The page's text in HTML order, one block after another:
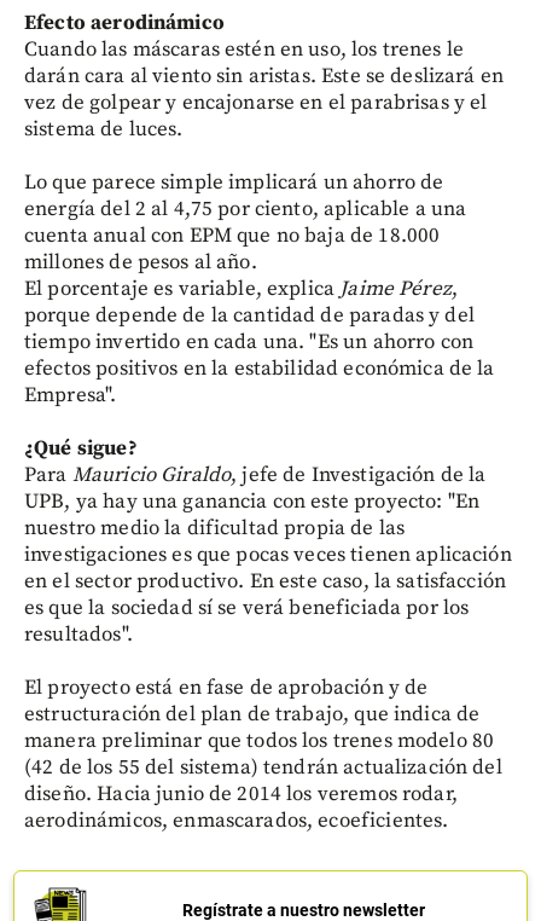
Efecto aerodinámico
Cuando las máscaras estén en uso, los trenes le
darán cara al viento sin aristas. Este se deslizará en
vez de golpear y encajonarse en el parabrisas y el
sistema de luces.
Lo que parece simple implicará un ahorro de
energía del 2 al 4,75 por ciento, aplicable a una
cuenta anual con EPM que no baja de 18.000
millones de pesos al año.
El porcentaje es variable, explica Jaime Pérez,
porque depende de la cantidad de paradas y del
tiempo invertido en cada una. "Es un ahorro con
efectos positivos en la estabilidad económica de la
Empresa".
¿Qué sigue?
Para Mauricio Giraldo, jefe de Investigación de la
UPB, ya hay una ganancia con este proyecto: "En
nuestro medio la dificultad propia de las
investigaciones es que pocas veces tienen aplicación
en el sector productivo. En este caso, la satisfacción
es que la sociedad sí se verá beneficiada por los
resultados".
El proyecto está en fase de aprobación y de
estructuración del plan de trabajo, que indica de
manera preliminar que todos los trenes modelo 80
(42 de los 55 del sistema) tendrán actualización del
diseño. Hacia junio de 2014 los veremos rodar,
aerodinámicos, enmascarados, ecoeficientes.
Regístrate a nuestro newsletter